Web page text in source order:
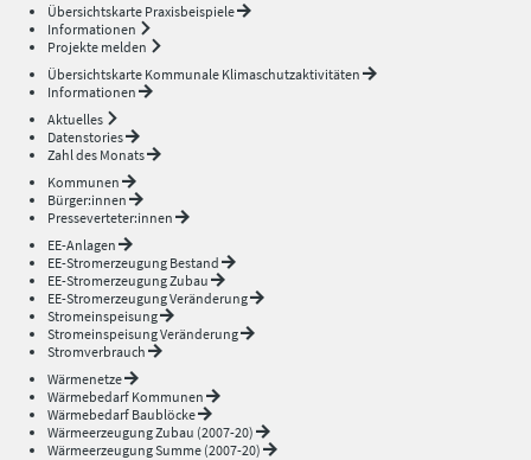
Übersichtskarte Praxisbeispiele
Informationen
Projekte melden
Übersichtskarte Kommunale Klimaschutzaktivitäten
Informationen
Aktuelles
Datenstories
Zahl des Monats
Kommunen
Bürger:innen
Presseverteter:innen
EE-Anlagen
EE-Stromerzeugung Bestand
EE-Stromerzeugung Zubau
EE-Stromerzeugung Veränderung
Stromeinspeisung
Stromeinspeisung Veränderung
Stromverbrauch
Wärmenetze
Wärmebedarf Kommunen
Wärmebedarf Baublöcke
Wärmeerzeugung Zubau (2007-20)
Wärmeerzeugung Summe (2007-20)